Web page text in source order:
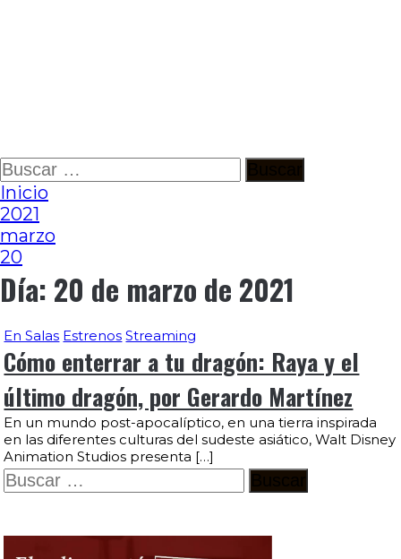
Ir
al
contenido
Buscar:
Inicio
2021
marzo
20
Día: 20 de marzo de 2021
En Salas Estrenos Streaming
Cómo enterrar a tu dragón: Raya y el
último dragón, por Gerardo Martínez
En un mundo post-apocalíptico, en una tierra inspirada
en las diferentes culturas del sudeste asiático, Walt Disney
Animation Studios presenta […]
Buscar: